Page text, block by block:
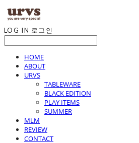
LOG IN 로그인
HOME
ABOUT
URVS
TABLEWARE
BLACK EDITION
PLAY ITEMS
SUMMER
MLM
REVIEW
CONTACT